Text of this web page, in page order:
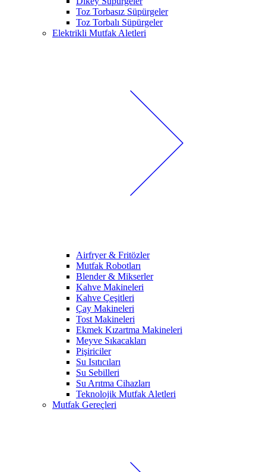
Toz Torbasız Süpürgeler
Toz Torbalı Süpürgeler
Elektrikli Mutfak Aletleri
Airfryer & Fritözler
Mutfak Robotları
Blender & Mikserler
Kahve Makineleri
Kahve Çeşitleri
Çay Makineleri
Tost Makineleri
Ekmek Kızartma Makineleri
Meyve Sıkacakları
Pişiriciler
Su Isıtıcıları
Su Sebilleri
Su Arıtma Cihazları
Teknolojik Mutfak Aletleri
Mutfak Gereçleri